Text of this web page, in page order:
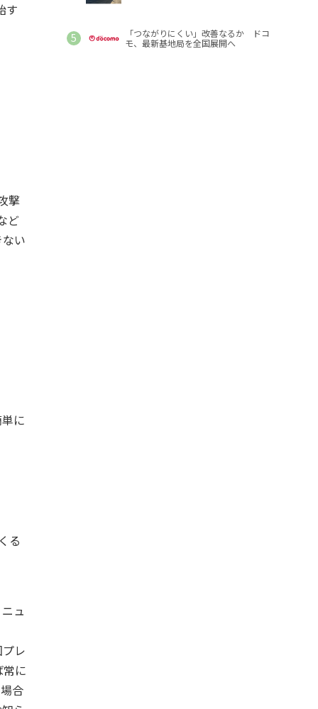
す
撃
ど
い
に
る
ュ
レ
に
合
「つながりにくい」改善なるか ドコ
モ、最新基地局を全国展開へ